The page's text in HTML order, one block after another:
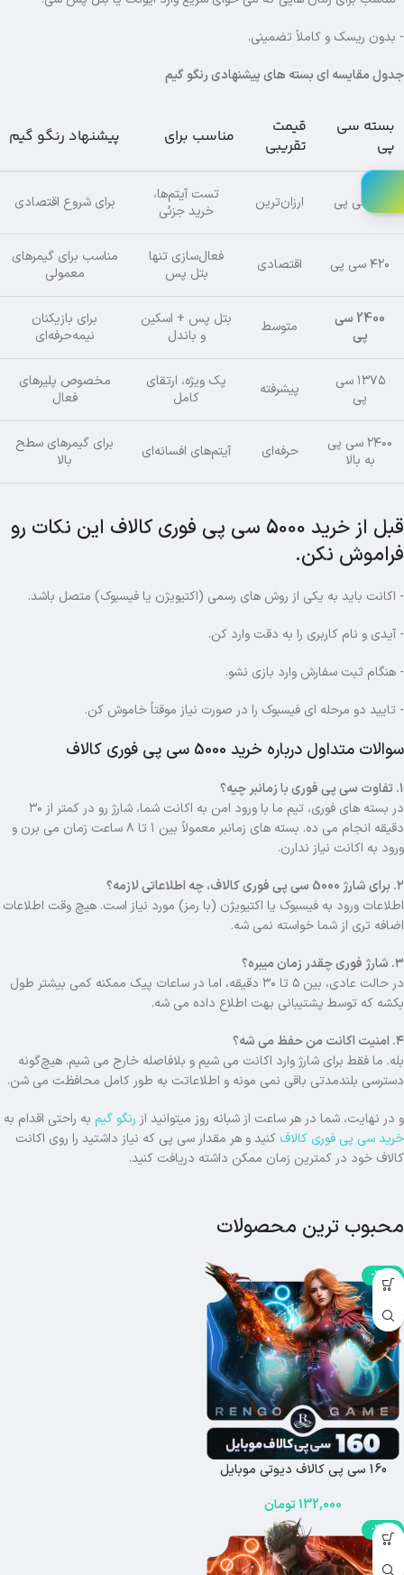
- بدون ریسک و کاملاً تضمینی.
جدول مقایسه ای بسته های پیشنهادی رنگو گیم
بسته سی
پی
قیمت
تقریبی
مناسب برای پیشنهاد رنگو گیم
ارزان‌ترین
تست آیتم‌ها،
خرید جزئی
برای شروع اقتصادی
۴۲۰ سی پی اقتصادی
فعال‌سازی تنها
بتل پس
مناسب برای گیمرهای
معمولی
2400 سی
پی
متوسط
بتل پس + اسکین
و باندل
برای بازیکنان
نیمه‌حرفه‌ای
۱۳۷۵ سی
پی
پیشرفته
پک ویژه، ارتقای
کامل
مخصوص پلیرهای
فعال
۲۴۰۰ سی پی
به بالا
حرفه‌ای آیتم‌های افسانه‌ای
برای گیمرهای سطح
بالا
قبل از خرید 5000 سی پی فوری کالاف این نکات رو
فراموش نکن.
- اکانت باید به یکی از روش های رسمی (اکتیویژن یا فیسبوک) متصل باشد.
- آیدی و نام کاربری را به دقت وارد کن.
- هنگام ثبت سفارش وارد بازی نشو.
- تایید دو مرحله ای فیسبوک را در صورت نیاز موقتاً خاموش کن.
سوالات متداول درباره خرید 5000 سی پی فوری کالاف
۱. تفاوت سی پی فوری با زمانبر چیه؟
در بسته های فوری، تیم ما با ورود امن به اکانت شما، شارژ رو در کمتر از ۳۰
دقیقه انجام می ده. بسته های زمانبر معمولاً بین ۱ تا ۸ ساعت زمان می برن و
ورود به اکانت نیاز ندارن.
۲. برای شارژ 5000 سی پی فوری کالاف، چه اطلاعاتی لازمه؟
اطلاعات ورود به فیسبوک یا اکتیویژن (با رمز) مورد نیاز است. هیچ وقت اطلاعات
اضافه تری از شما خواسته نمی شه.
۳. شارژ فوری چقدر زمان میبره؟
در حالت عادی، بین ۵ تا ۳۰ دقیقه، اما در ساعات پیک ممکنه کمی بیشتر طول
بکشه که توسط پشتیبانی بهت اطلاع داده می شه.
۴. امنیت اکانت من حفظ می شه؟
بله. ما فقط برای شارژ وارد اکانت می شیم و بلافاصله خارج می شیم. هیچ‌گونه
دسترسی بلندمدتی باقی نمی مونه و اطلاعاتت به طور کامل محافظت می شن.
و در نهایت، شما در هر ساعت از شبانه روز میتوانید از رنگو گیم به راحتی اقدام به
خرید سی پی فوری کالاف کنید و هر مقدار سی پی که نیاز داشتید را روی اکانت
کالاف خود در کمترین زمان ممکن داشته دریافت کنید.
محبوب ترین محصولات
-43%
160 سی پی کالاف دیوتی موبایل
132,000تومان
-43%